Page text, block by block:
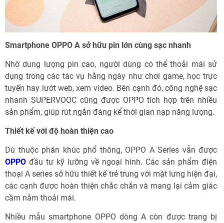
Smartphone OPPO A sở hữu pin lớn cùng sạc nhanh
Nhờ dung lượng pin cao, người dùng có thể thoải mái sử
dụng trong các tác vụ hằng ngày như chơi game, học trực
tuyến hay lướt web, xem video. Bên cạnh đó, công nghệ sạc
nhanh SUPERVOOC cũng được OPPO tích hợp trên nhiều
sản phẩm, giúp rút ngắn đáng kể thời gian nạp năng lượng.
Thiết kế với độ hoàn thiện cao
Dù thuộc phân khúc phổ thông, OPPO A Series vẫn được
OPPO đầu tư kỹ lưỡng về ngoại hình. Các sản phẩm điện
thoại A series sở hữu thiết kế trẻ trung với mặt lưng hiện đại,
các cạnh được hoàn thiện chắc chắn và mang lại cảm giác
cầm nắm thoải mái.
Nhiều mẫu smartphone OPPO dòng A còn được trang bị